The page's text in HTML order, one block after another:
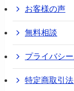
お客様の声
無料相談
プライバシ
特定商取引